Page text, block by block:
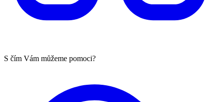
S čím Vám můžeme pomoci?